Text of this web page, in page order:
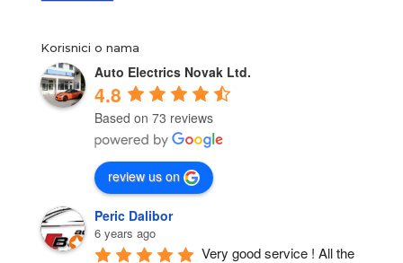
Korisnici o nama
Auto Electrics Novak Ltd.
4.8
Based on 73 reviews
review us on
Peric Dalibor
6 years ago
Very good service ! All the